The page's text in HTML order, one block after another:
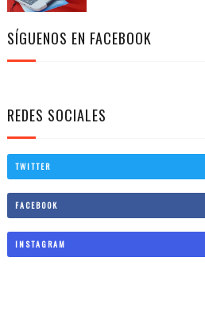
SÍGUENOS EN FACEBOOK
REDES SOCIALES
TWITTER
FACEBOOK
INSTAGRAM